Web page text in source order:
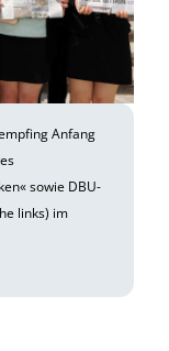
Anfang
sowie DBU-
links) im